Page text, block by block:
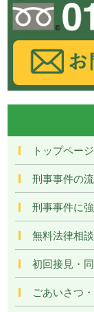
トップページ
刑事事件の
刑事事件に
無料法律相
初回接見・
ごあいさつ